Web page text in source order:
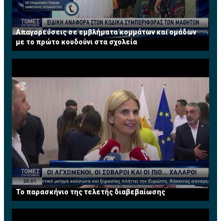
Παραγωγή Ενέργειας
• Φωτοβολταϊκά συστήματα
• Αυτοπαραγωγή
• Εμπορικά συστήματα
• Bιομάζα
• Συστήματα ενεργειακής απόδοσης και
εξοικονόμησης
• Ανάκτηση θερμότητας για θέρμανση και ψύξη σε
μεγάλους χώρους
• Σκίαση
• Θερμομόνωση
• Φωτισμός
• Διαχείριση αποβλήτων και καθαρισμός όμβριων
υδάτων
• Ηλιακά συστήματα
• Γεωθερμία
Απαγορεύσεις σε εμβλήματα κομμάτων και ομάδων
με το πρώτο κουδούνι στα σχολεία
Το παρασκήνιο της τελετής διαβεβαίωσης